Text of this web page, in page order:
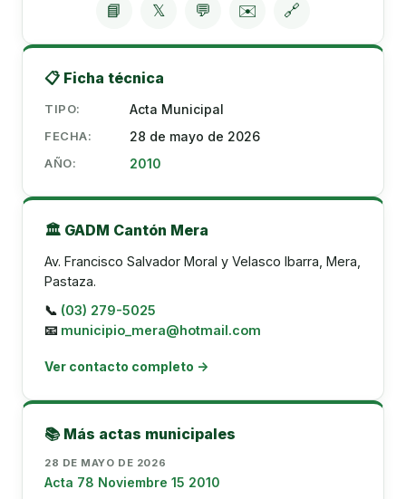
📘 𝕏 💬 ✉️ 🔗
📋 Ficha técnica
TIPO: Acta Municipal
FECHA: 28 de mayo de 2026
AÑO: 2010
🏛️ GADM Cantón Mera
Av. Francisco Salvador Moral y Velasco Ibarra, Mera,
Pastaza.
📞 (03) 279-5025
📧 municipio_mera@hotmail.com
Ver contacto completo →
📚 Más actas municipales
28 DE MAYO DE 2026
Acta 78 Noviembre 15 2010